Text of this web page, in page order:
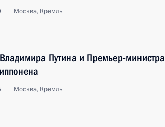
Москва, Кремль
Путина и Премьер-министра
Москва, Кремль